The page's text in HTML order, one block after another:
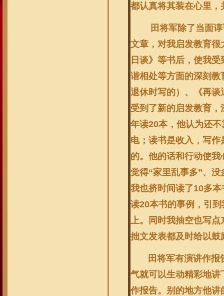
都认真将其装在心里，
田将军除了当面谆谆
文章，对我启发教育
日谈》等书后，使我
谐相处等方面的深刻
退休时写的）、《再
受到了新的启发教育
年读20本，他认为还
电；读书是收入，写
的。他的话和行动使
觉得“家里乱事多”、
我也挤时间读了10多
读20本书的事例，引
上。同时我抽空也写
拙文发表都及时给以
田将军有演讲作报告
气就可以生动精彩地
作报告。别的地方他